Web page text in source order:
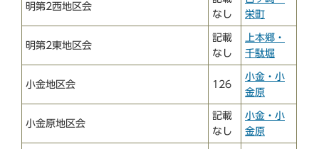
明第2西地区会
なし
栄町
明第2東地区会
記載
なし
上本郷・
千駄堀
小金地区会 126
小金・小
金原
小金原地区会
記載
なし
小金・小
金原